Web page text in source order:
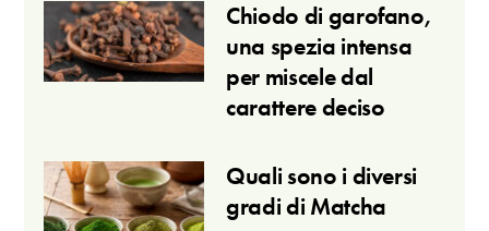
Chiodo di garofano,
una spezia intensa
per miscele dal
carattere deciso
Quali sono i diversi
gradi di Matcha